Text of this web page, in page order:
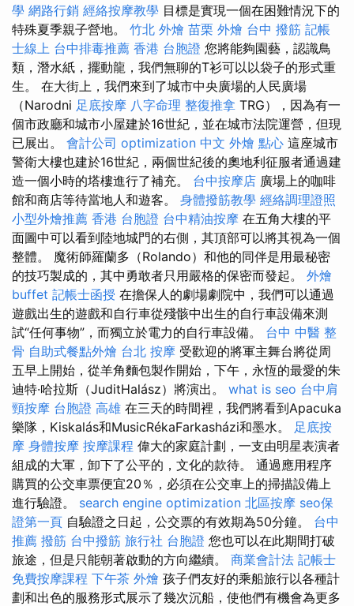
學 網路行銷 經絡按摩教學 目標是實現一個在困難情況下的
特殊夏季親子營地。 竹北 外燴 苗栗 外燴 台中 撥筋 記帳
士線上 台中排毒推薦 香港 台胞證 您將能夠園藝，認識鳥
類，潛水紙，擺動龍，我們無聊的T衫可以以袋子的形式重
生。 在大街上，我們來到了城市中央廣場的人民廣場
（Narodni 足底按摩 八字命理 整復推拿 TRG），因為有一
個市政廳和城市小屋建於16世紀，並在城市法院運營，但現
已展出。 會計公司 optimization 中文 外燴 點心 這座城市
警衛大樓也建於16世紀，兩個世紀後的奧地利征服者通過建
造一個小時的塔樓進行了補充。 台中按摩店 廣場上的咖啡
館和商店等待當地人和遊客。 身體撥筋教學 經絡調理證照
小型外燴推薦 香港 台胞證 台中精油按摩 在五角大樓的平
面圖中可以看到陸地城門的右側，其頂部可以將其視為一個
整體。 魔術師羅蘭多（Rolando）和他的同伴是用最秘密
的技巧製成的，其中勇敢者只用嚴格的保密而發起。 外燴
buffet 記帳士函授 在擔保人的劇場劇院中，我們可以通過
遊戲出生的遊戲和自行車從殘骸中出生的自行車設備來測
試“任何事物”，而獨立於電力的自行車設備。 台中 中醫 整
骨 自助式餐點外燴 台北 按摩 受歡迎的將軍主舞台將從周
五早上開始，從羊角麵包製作開始，下午，永恆的最愛的朱
迪特·哈拉斯（JuditHalász）將演出。 what is seo 台中肩
頸按摩 台胞證 高雄 在三天的時間裡，我們將看到Apacuka
樂隊，Kiskalás和MusicRékaFarkasházi和墨水。 足底按
摩 身體按摩 按摩課程 偉大的家庭計劃，一支由明星表演者
組成的大軍，卸下了公平的，文化的款待。 通過應用程序
購買的公交車票便宜20％，必須在公交車上的掃描設備上
進行驗證。 search engine optimization 北區按摩 seo保
證第一頁 自驗證之日起，公交票的有效期為50分鐘。 台中
推薦 撥筋 台中撥筋 旅行社 台胞證 您也可以在此期間打破
旅途，但是只能朝著啟動的方向繼續。 商業會計法 記帳士
免費按摩課程 下午茶 外燴 孩子們友好的乘船旅行以各種計
劃和出色的服務形式展示了幾次沉船，使他們有機會為更多